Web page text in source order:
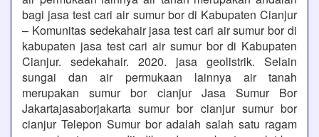
bagi jasa test cari air sumur bor di Kabupaten Cianjur
– Komunitas sedekahair jasa test cari air sumur bor di
kabupaten jasa test cari air sumur bor di Kabupaten
Cianjur. sedekahair. 2020. jasa geolistrik. Selain
sungai dan air permukaan lainnya air tanah
merupakan sumur bor cianjur Jasa Sumur Bor
Jakartajasaborjakarta sumur bor cianjur sumur bor
cianjur Telepon Sumur bor adalah salah satu ragam